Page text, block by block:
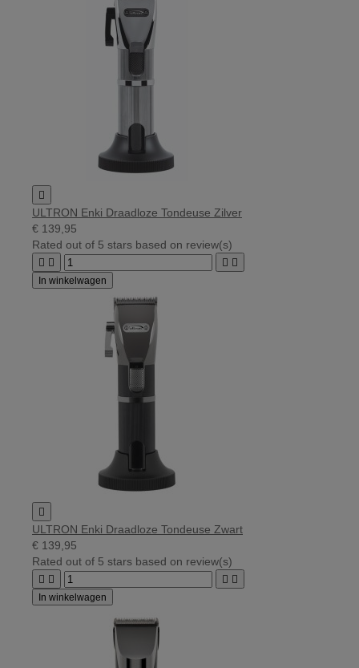

ULTRON Enki Draadloze Tondeuse Zilver
€ 139,95
Rated out of 5 stars based on review(s)
   
In winkelwagen

ULTRON Enki Draadloze Tondeuse Zwart
€ 139,95
Rated out of 5 stars based on review(s)
   
In winkelwagen